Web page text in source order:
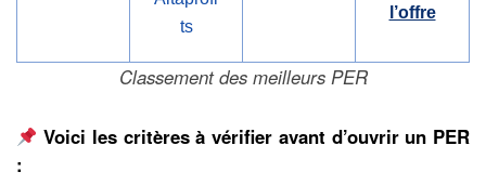
ts
l’offre
Classement des meilleurs PER
Voici les critères à vérifier avant d’ouvrir un PER
: